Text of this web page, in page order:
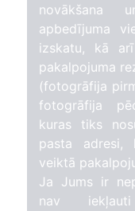
novākšana
apbedījuma
izskatu, kā
pakalpojuma
(fotogrāfija
fotogrāfija
kuras tiks
pasta adresi,
veiktā
Ja Jums ir
nav